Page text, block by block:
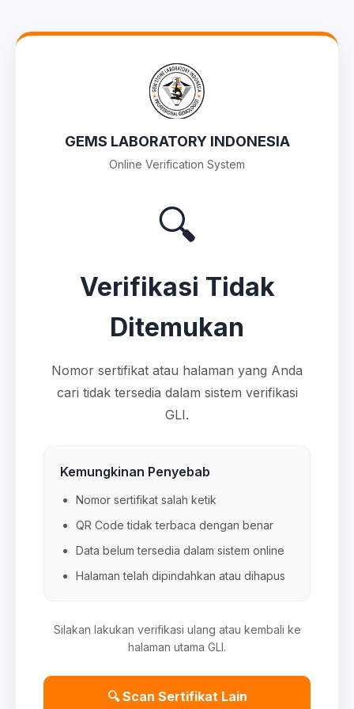
GEMS LABORATORY INDONESIA
Online Verification System
🔍
Verifikasi Tidak
Ditemukan
Nomor sertifikat atau halaman yang Anda
cari tidak tersedia dalam sistem verifikasi
GLI.
Kemungkinan Penyebab
Nomor sertifikat salah ketik
QR Code tidak terbaca dengan benar
Data belum tersedia dalam sistem online
Halaman telah dipindahkan atau dihapus
Silakan lakukan verifikasi ulang atau kembali ke
halaman utama GLI.
🔍 Scan Sertifikat Lain